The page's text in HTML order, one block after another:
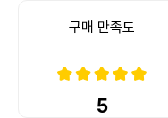
구매 만족도
5